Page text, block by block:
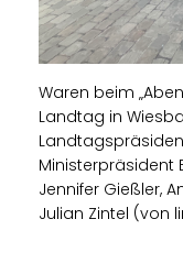
Waren beim
Landtag in
Ministerpräsident
Jennifer Gießler,
Julian Zintel (von